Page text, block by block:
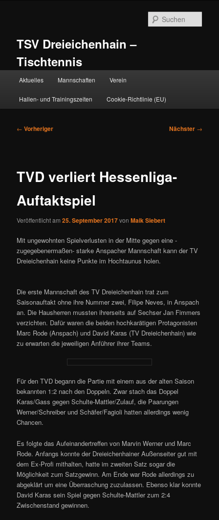
TSV Dreieichenhain –
Tischtennis
Aktuelles Mannschaften Verein
Hallen- und Trainingszeiten Cookie-Richtlinie (EU)
Beitragsnavigation
← Vorheriger Nächster →
TVD verliert Hessenliga-
Auftaktspiel
Veröffentlicht am25. September 2017vonMaik Siebert
Mit ungewohnten Spielverlusten in der Mitte gegen eine -
zugegebenermaßen- starke Anspacher Mannschaft kann der TV
Dreieichenhain keine Punkte im Hochtaunus holen.
Die erste Mannschaft des TV Dreieichenhain trat zum
Saisonauftakt ohne ihre Nummer zwei, Filipe Neves, in Anspach
an. Die Hausherren mussten ihrerseits auf Sechser Jan Fimmers
verzichten. Dafür waren die beiden hochkarätigen Protagonisten
Marc Rode (Anspach) und David Karas (TV Dreieichenhain) wie
zu erwarten die jeweiligen Anführer ihrer Teams.
Für den TVD begann die Partie mit einem aus der alten Saison
bekannten 1:2 nach den Doppeln. Zwar stach das Doppel
Karas/Gass gegen Schulte-Mattler/Zulauf, die Paarungen
Werner/Schreiber und Schäfer/Fagioli hatten allerdings wenig
Chancen.
Es folgte das Aufeinandertreffen von Marvin Werner und Marc
Rode. Anfangs konnte der Dreieichenhainer Außenseiter gut mit
dem Ex-Profi mithalten, hatte im zweiten Satz sogar die
Möglichkeit zum Satzgewinn. Am Ende war Rode allerdings zu
abgeklärt um eine Überraschung zuzulassen. Ebenso klar konnte
David Karas sein Spiel gegen Schulte-Mattler zum 2:4
Zwischenstand gewinnen.